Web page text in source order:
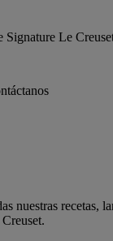
Le
nuestras recetas,